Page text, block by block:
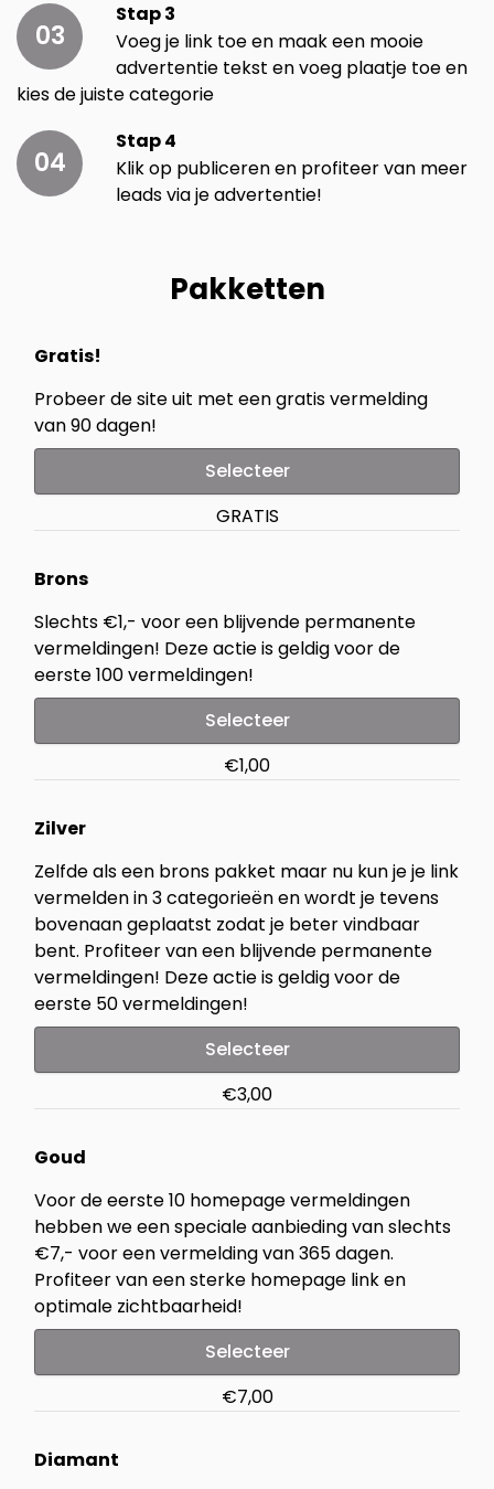
03
Stap 3
Voeg je link toe en maak een mooie
advertentie tekst en voeg plaatje toe en
kies de juiste categorie
04
Stap 4
Klik op publiceren en profiteer van meer
leads via je advertentie!
Pakketten
Gratis!
Probeer de site uit met een gratis vermelding
van 90 dagen!
Selecteer
GRATIS
Brons
Slechts €1,- voor een blijvende permanente
vermeldingen! Deze actie is geldig voor de
eerste 100 vermeldingen!
Selecteer
€1,00
Zilver
Zelfde als een brons pakket maar nu kun je je link
vermelden in 3 categorieën en wordt je tevens
bovenaan geplaatst zodat je beter vindbaar
bent. Profiteer van een blijvende permanente
vermeldingen! Deze actie is geldig voor de
eerste 50 vermeldingen!
Selecteer
€3,00
Goud
Voor de eerste 10 homepage vermeldingen
hebben we een speciale aanbieding van slechts
€7,- voor een vermelding van 365 dagen.
Profiteer van een sterke homepage link en
optimale zichtbaarheid!
Selecteer
€7,00
Diamant